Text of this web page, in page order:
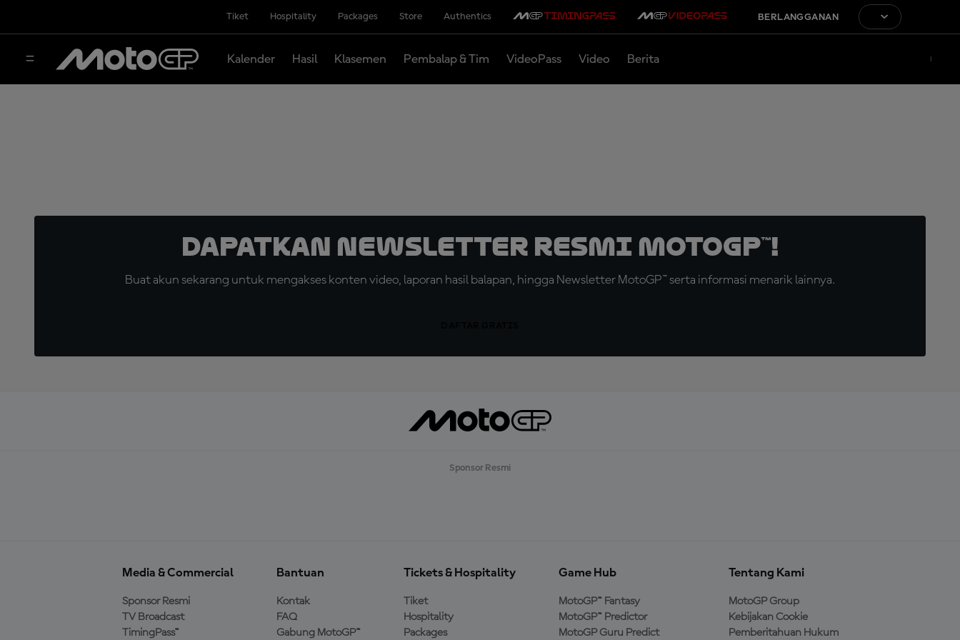
Tiket Hospitality Packages Store Authentics BERLANGGANAN
Kalender Hasil Klasemen Pembalap & Tim VideoPass Video Berita
Dapatkan Newsletter Resmi MotoGP™!
Buat akun sekarang untuk mengakses konten video, laporan hasil balapan, hingga Newsletter MotoGP™ serta informasi menarik lainnya.
Sponsor Resmi
Media & Commercial
Sponsor Resmi
TV Broadcast
TimingPass™
Bantuan
Kontak
FAQ
Gabung MotoGP™
Tickets & Hospitality
Tiket
Hospitality
Packages
Game Hub
MotoGP™ Fantasy
MotoGP™ Predictor
MotoGP Guru Predict
Tentang Kami
MotoGP Group
Kebijakan Cookie
Pemberitahuan Hukum